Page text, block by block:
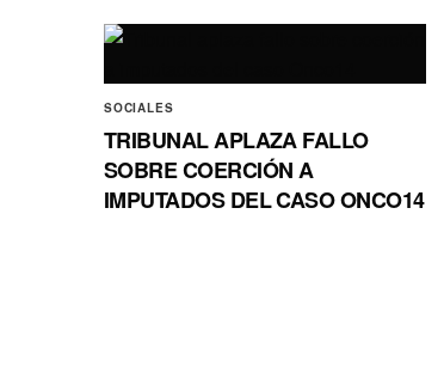
SOCIALES
TRIBUNAL APLAZA FALLO
SOBRE COERCIÓN A
IMPUTADOS DEL CASO ONCO14